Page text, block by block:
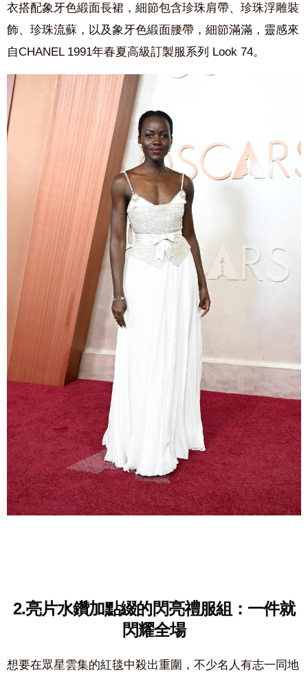
衣搭配象牙色緞面長裙，細節包含珍珠肩帶、珍珠浮雕裝
飾、珍珠流蘇，以及象牙色緞面腰帶，細節滿滿，靈感來
自CHANEL 1991年春夏高級訂製服系列 Look 74。
2.亮片水鑽加點綴的閃亮禮服組：一件就
閃耀全場
想要在眾星雲集的紅毯中殺出重圍，不少名人有志一同地